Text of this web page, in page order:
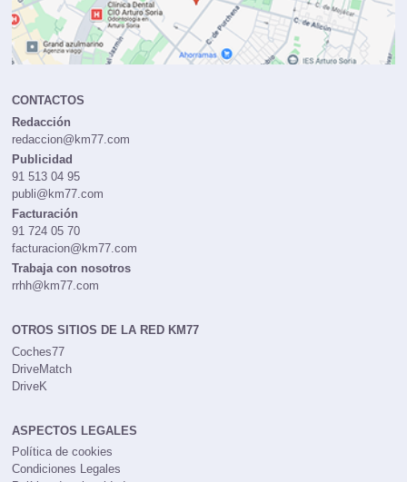
CONTACTOS
Redacción
redaccion@km77.com
Publicidad
91 513 04 95
publi@km77.com
Facturación
91 724 05 70
facturacion@km77.com
Trabaja con nosotros
rrhh@km77.com
OTROS SITIOS DE LA RED KM77
Coches77
DriveMatch
DriveK
ASPECTOS LEGALES
Política de cookies
Condiciones Legales